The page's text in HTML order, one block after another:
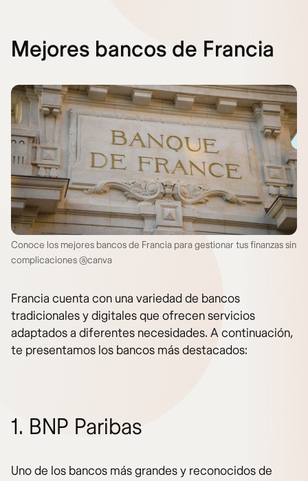
Mejores bancos de Francia
Conoce los mejores bancos de Francia para gestionar tus finanzas sin
complicaciones @canva
Francia cuenta con una variedad de bancos
tradicionales y digitales que ofrecen servicios
adaptados a diferentes necesidades. A continuación,
te presentamos los bancos más destacados:
1. BNP Paribas
Uno de los bancos más grandes y reconocidos de